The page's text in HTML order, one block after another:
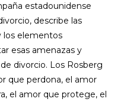
estadounidense
describe las
los elementos
esas amenazas y
divorcio. Los Rosberg
que perdona, el amor
el amor que protege, el